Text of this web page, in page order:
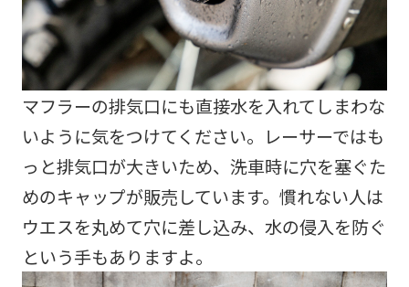
マフラーの排気口にも直接水を入れてしまわな
いように気をつけてください。レーサーではも
っと排気口が大きいため、洗車時に穴を塞ぐた
めのキャップが販売しています。慣れない人は
ウエスを丸めて穴に差し込み、水の侵入を防ぐ
という手もありますよ。